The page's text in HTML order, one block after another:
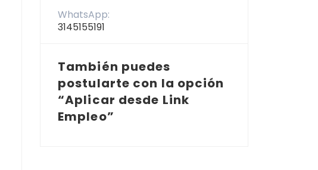
WhatsApp:
3145155191
También puedes
postularte con la opción
“Aplicar desde Link
Empleo”